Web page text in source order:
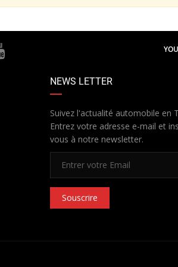
NEWS LETTER
Suivez l'actualité automobile en
Entrez votre adresse e-mail et
vous à notre newsletter.
Souscrire